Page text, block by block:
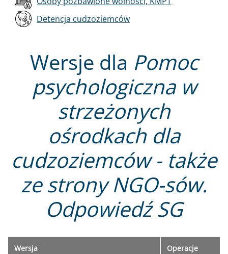
Wersje dla Pomoc
psychologiczna w
strzeżonych
ośrodkach dla
cudzoziemców - także
ze strony NGO-sów.
Odpowiedź SG
Wersja Operacje
Detencja cudzoziemców